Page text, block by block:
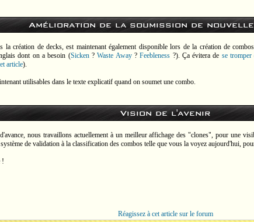
Amélioration de la soumission de
la création de decks, est maintenant également disponible lors de la création de
dont on a besoin (Sicken?Waste Away?Feebleness ?). Ça évitera de se tromper
article).
utilisables dans le texte explicatif quand on soumet une combo.
Vision de l'avenir
nous travaillons actuellement à un meilleur affichage des "clones", pour une
de validation à la classification des combos telle que vous la voyez aujourd'hui,
!
Réagissez à cet article sur le forum